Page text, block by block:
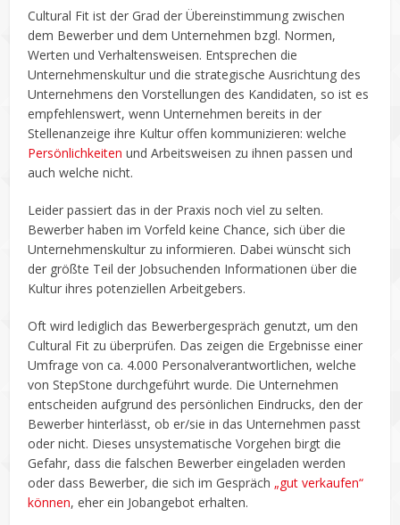
Cultural Fit ist der Grad der Übereinstimmung zwischen
dem Bewerber und dem Unternehmen bzgl. Normen,
Werten und Verhaltensweisen. Entsprechen die
Unternehmenskultur und die strategische Ausrichtung des
Unternehmens den Vorstellungen des Kandidaten, so ist es
empfehlenswert, wenn Unternehmen bereits in der
Stellenanzeige ihre Kultur offen kommunizieren: welche
Persönlichkeiten und Arbeitsweisen zu ihnen passen und
auch welche nicht.
Leider passiert das in der Praxis noch viel zu selten.
Bewerber haben im Vorfeld keine Chance, sich über die
Unternehmenskultur zu informieren. Dabei wünscht sich
der größte Teil der Jobsuchenden Informationen über die
Kultur ihres potenziellen Arbeitgebers.
Oft wird lediglich das Bewerbergespräch genutzt, um den
Cultural Fit zu überprüfen. Das zeigen die Ergebnisse einer
Umfrage von ca. 4.000 Personalverantwortlichen, welche
von StepStone durchgeführt wurde. Die Unternehmen
entscheiden aufgrund des persönlichen Eindrucks, den der
Bewerber hinterlässt, ob er/sie in das Unternehmen passt
oder nicht. Dieses unsystematische Vorgehen birgt die
Gefahr, dass die falschen Bewerber eingeladen werden
oder dass Bewerber, die sich im Gespräch „gut verkaufen“
können, eher ein Jobangebot erhalten.